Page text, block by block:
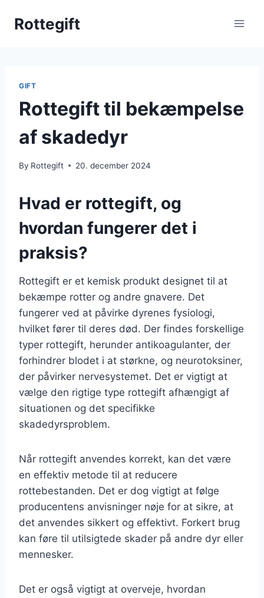
Rottegift
GIFT
Rottegift til bekæmpelse
af skadedyr
By Rottegift 20. december 2024
Hvad er rottegift, og
hvordan fungerer det i
praksis?
Rottegift er et kemisk produkt designet til at
bekæmpe rotter og andre gnavere. Det
fungerer ved at påvirke dyrenes fysiologi,
hvilket fører til deres død. Der findes forskellige
typer rottegift, herunder antikoagulanter, der
forhindrer blodet i at størkne, og neurotoksiner,
der påvirker nervesystemet. Det er vigtigt at
vælge den rigtige type rottegift afhængigt af
situationen og det specifikke
skadedyrsproblem.
Når rottegift anvendes korrekt, kan det være
en effektiv metode til at reducere
rottebestanden. Det er dog vigtigt at følge
producentens anvisninger nøje for at sikre, at
det anvendes sikkert og effektivt. Forkert brug
kan føre til utilsigtede skader på andre dyr eller
mennesker.
Det er også vigtigt at overveje, hvordan